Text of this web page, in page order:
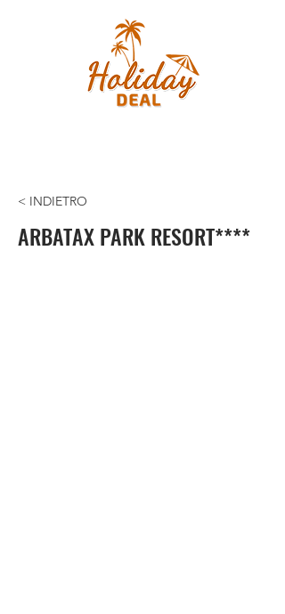
< INDIETRO
ARBATAX PARK RESORT****